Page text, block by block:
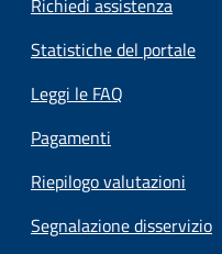
Statistiche del portale
Leggi le FAQ
Pagamenti
Riepilogo valutazioni
Segnalazione disservizio